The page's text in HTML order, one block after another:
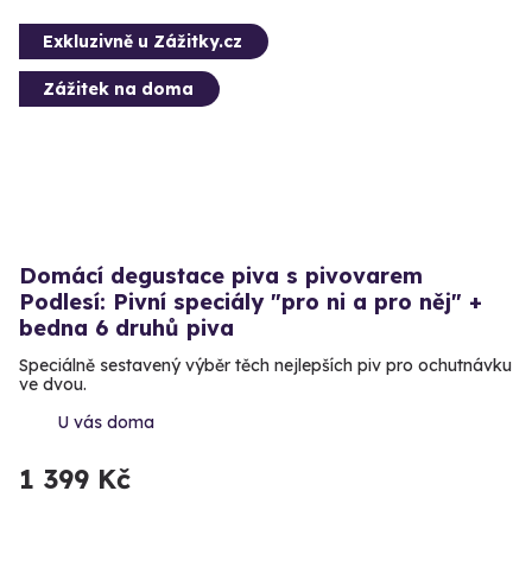
Exkluzivně u Zážitky.cz
Zážitek na doma
Domácí degustace piva s pivovarem
Podlesí: Pivní speciály "pro ni a pro něj" +
bedna 6 druhů piva
Speciálně sestavený výběr těch nejlepších piv pro ochutnávku
ve dvou.
U vás doma
1 399 Kč